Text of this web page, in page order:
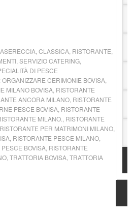
, CLASSICA, RISTORANTE
, SERVIZIO CATERING,
DI PESCE
ORGANIZZARE CERIMONIE BOVISA,
MILANO BOVISA, RISTORANTE
ANCORA MILANO, RISTORANTE
PESCE BOVISA, RISTORANTE
MILANO. RISTORANTE
RISTORANTE PER MATRIMONI MILANO,
, RISTORANTE PESCE MILANO,
BOVISA, RISTORANTE
, TRATTORIA BOVISA, TRATTORIA